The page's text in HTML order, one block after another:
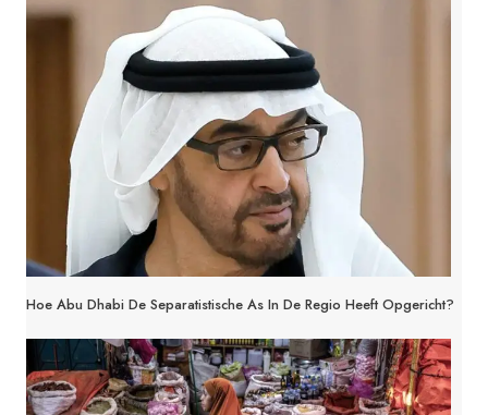
Hoe Abu Dhabi De Separatistische As In De Regio Heeft Opgericht?